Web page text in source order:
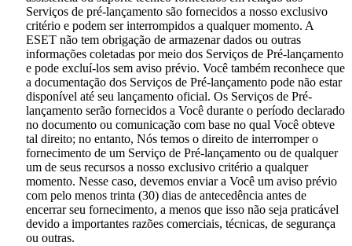
Serviços de pré-lançamento são fornecidos a nosso exclusivo
critério e podem ser interrompidos a qualquer momento. A
ESET não tem obrigação de armazenar dados ou outras
informações coletadas por meio dos Serviços de Pré-lançamento
e pode excluí-los sem aviso prévio. Você também reconhece que
a documentação dos Serviços de Pré-lançamento pode não estar
disponível até seu lançamento oficial. Os Serviços de Pré-
lançamento serão fornecidos a Você durante o período declarado
no documento ou comunicação com base no qual Você obteve
tal direito; no entanto, Nós temos o direito de interromper o
fornecimento de um Serviço de Pré-lançamento ou de qualquer
um de seus recursos a nosso exclusivo critério a qualquer
momento. Nesse caso, devemos enviar a Você um aviso prévio
com pelo menos trinta (30) dias de antecedência antes de
encerrar seu fornecimento, a menos que isso não seja praticável
devido a importantes razões comerciais, técnicas, de segurança
ou outras.